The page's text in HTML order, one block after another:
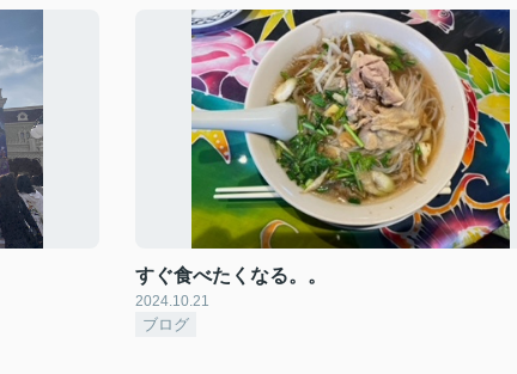
すぐ食べたくなる。。
2024.10.21
ブログ